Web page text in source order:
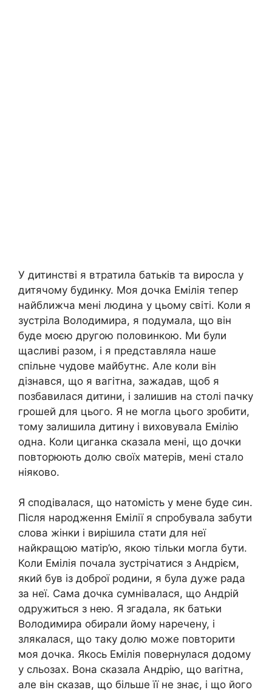
У дитинстві я втратила батьків та виросла у
дитячому будинку. Моя дочка Емілія тепер
найближча мені людина у цьому світі. Коли я
зустріла Володимира, я подумала, що він
буде моєю другою половинкою. Ми були
щасливі разом, і я представляла наше
спільне чудове майбутнє. Але коли він
дізнався, що я вагітна, зажадав, щоб я
позбавилася дитини, і залишив на столі пачку
грошей для цього. Я не могла цього зробити,
тому залишила дитину і виховувала Емілію
одна. Коли циганка сказала мені, що дочки
повторюють долю своїх матерів, мені стало
ніяково.
Я сподівалася, що натомість у мене буде син.
Після народження Емілії я спробувала забути
слова жінки і вирішила стати для неї
найкращою матір’ю, якою тільки могла бути.
Коли Емілія почала зустрічатися з Андрієм,
який був із доброї родини, я була дуже рада
за неї. Сама дочка сумнівалася, що Андрій
одружиться з нею. Я згадала, як батьки
Володимира обирали йому наречену, і
злякалася, що таку долю може повторити
моя дочка. Якось Емілія повернулася додому
у сльозах. Вона сказала Андрію, що ваrітна,
але він сказав, що більше її не знає, і що його